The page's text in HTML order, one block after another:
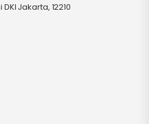
Jakarta, 12210